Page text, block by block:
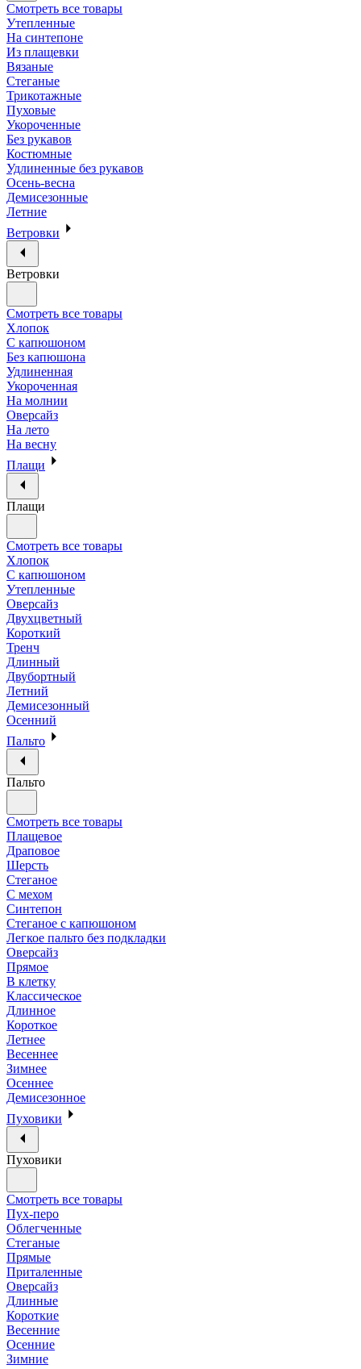
Смотреть все товары
Утепленные
На синтепоне
Из плащевки
Вязаные
Стеганые
Трикотажные
Пуховые
Укороченные
Без рукавов
Костюмные
Удлиненные без рукавов
Осень-весна
Демисезонные
Летние
Ветровки
Ветровки
Смотреть все товары
Хлопок
С капюшоном
Без капюшона
Удлиненная
Укороченная
На молнии
Оверсайз
На лето
На весну
Плащи
Плащи
Смотреть все товары
Хлопок
С капюшоном
Утепленные
Оверсайз
Двухцветный
Короткий
Тренч
Длинный
Двубортный
Летний
Демисезонный
Осенний
Пальто
Пальто
Смотреть все товары
Плащевое
Драповое
Шерсть
Стеганое
С мехом
Синтепон
Стеганое с капюшоном
Легкое пальто без подкладки
Оверсайз
Прямое
В клетку
Классическое
Длинное
Короткое
Летнее
Весеннее
Зимнее
Осеннее
Демисезонное
Пуховики
Пуховики
Смотреть все товары
Пух-перо
Облегченные
Стеганые
Прямые
Приталенные
Оверсайз
Длинные
Короткие
Весенние
Осенние
Зимние